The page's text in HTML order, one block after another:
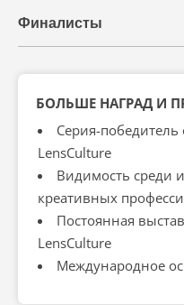
Финалисты
БОЛЬШЕ НАГРАД И
Серия-
LensCulture
Видимость среди
креативных
Постоянная
LensCulture
Международное